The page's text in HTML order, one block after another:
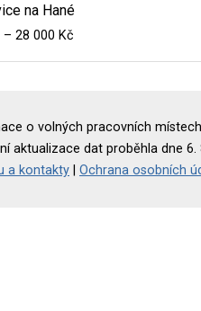
na Hané
– 28 000 Kč
o volných pracovních
aktualizace dat proběhla dne 6.
a kontakty
Ochrana osobních